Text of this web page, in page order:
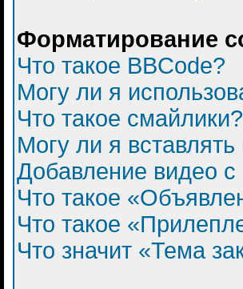
Форматирование
Что такое BBCode?
Могу ли я
Что такое смайлики?
Могу ли я вставлять
Добавление видео с
Что такое
Что такое
Что значит «Тема